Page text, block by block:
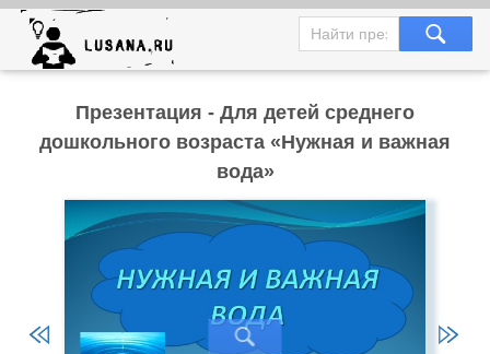
Презентация - Для детей среднего
дошкольного возраста «Нужная и важная
вода»